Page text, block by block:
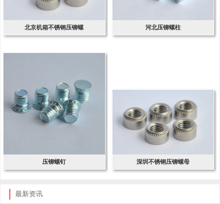
北京机箱不锈钢压铆螺 河北压铆螺柱
压铆螺钉 深圳不锈钢压铆螺母
最新资讯